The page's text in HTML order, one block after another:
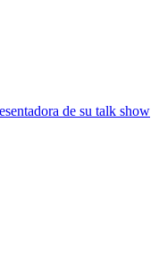
de su talk show